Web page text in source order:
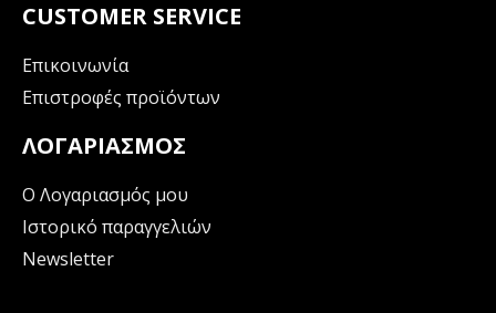
CUSTOMER SERVICE
Επικοινωνία
Επιστροφές προϊόντων
ΛΟΓΑΡΙΑΣΜΌΣ
Ο Λογαριασμός μου
Ιστορικό παραγγελιών
Newsletter